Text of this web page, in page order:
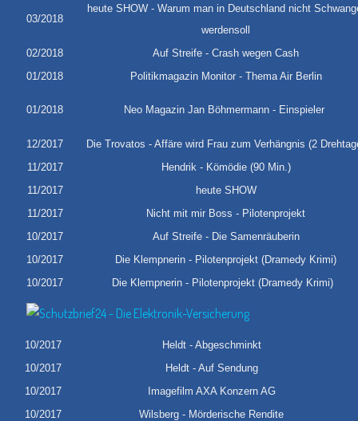
03/2018
heute SHOW - Warum man in Deutschland nicht
werdensoll
02/2018
Auf Streife - Crash wegen Cash
01/2018
Politikmagazin Monitor - Thema Air Berlin
01/2018 Neo Magazin Jan Böhmermann - Einspieler
12/2017
Die Trovatos - Affäre wird Frau zum Verhängnis (2
11/2017
Hendrik - Kömödie (90 Min.)
11/2017
heute SHOW
11/2017
Nicht mit mir Boss - Pilotenprojekt
10/2017
Auf Streife - Die Samenräuberin
10/2017
Die Klempnerin - Pilotenprojekt (Dramedy Krimi)
10/2017
Die Klempnerin - Pilotenprojekt (Dramedy Krimi)
10/2017
Heldt - Abgeschminkt
10/2017
Heldt - Auf Sendung
10/2017
Imagefilm AXA Konzern AG
10/2017
Wilsberg - Mörderische Rendite